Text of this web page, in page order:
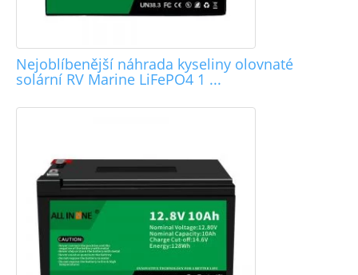
Nejoblíbenější náhrada kyseliny olovnaté
solární RV Marine LiFePO4 1 ...